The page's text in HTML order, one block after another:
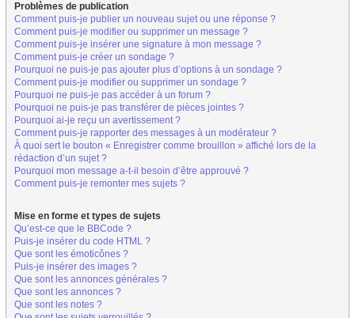
Problèmes de publication
Comment puis-je publier un nouveau sujet ou une réponse ?
Comment puis-je modifier ou supprimer un message ?
Comment puis-je insérer une signature à mon message ?
Comment puis-je créer un sondage ?
Pourquoi ne puis-je pas ajouter plus d’options à un sondage ?
Comment puis-je modifier ou supprimer un sondage ?
Pourquoi ne puis-je pas accéder à un forum ?
Pourquoi ne puis-je pas transférer de pièces jointes ?
Pourquoi ai-je reçu un avertissement ?
Comment puis-je rapporter des messages à un modérateur ?
À quoi sert le bouton « Enregistrer comme brouillon » affiché lors de la
rédaction d’un sujet ?
Pourquoi mon message a-t-il besoin d’être approuvé ?
Comment puis-je remonter mes sujets ?
Mise en forme et types de sujets
Qu’est-ce que le BBCode ?
Puis-je insérer du code HTML ?
Que sont les émoticônes ?
Puis-je insérer des images ?
Que sont les annonces générales ?
Que sont les annonces ?
Que sont les notes ?